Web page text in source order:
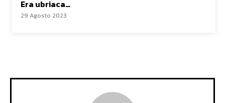
Era ubriaca…
29 Agosto 2023